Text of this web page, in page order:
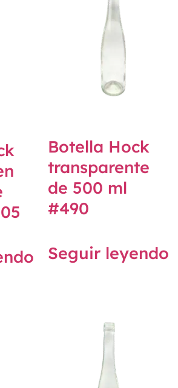
Botella Hock
transparente
de 500 ml
#490
Seguir leyendo